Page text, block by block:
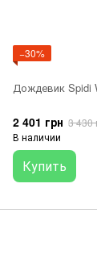
−30%
Дождевик Spidi
2 401 грн 3 430
В наличии
Купить